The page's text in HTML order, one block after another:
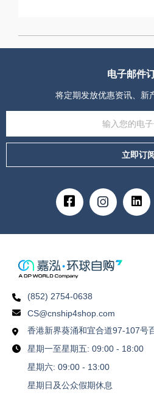
电子邮件
将定期发放优惠资讯、新
立即订阅
(852) 2754-0638
CS@cnship4shop.com
香港新界葵涌和宜合道97-107号
星期一至星期五: 09:00 - 18:00
星期六: 09:00 - 13:00
星期日及公众假期休息